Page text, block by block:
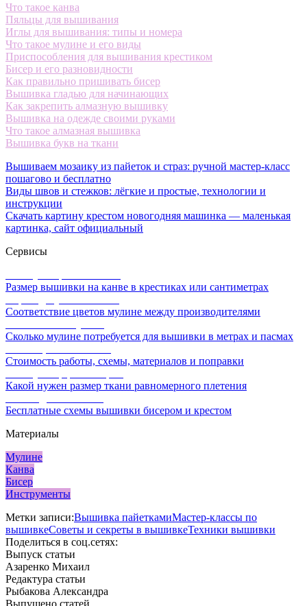
Что такое канва
Пяльцы для вышивания
Иглы для вышивания: типы и номера
Что такое мулине и его виды
Приспособления для вышивания крестиком
Бисер и его разновидности
Как правильно пришивать бисер
Вышивка гладью для начинающих
Как закрепить алмазную вышивку
Вышивка на одежде своими руками
Что такое алмазная вышивка
Вышивка букв на ткани
Вышиваем мозаику из пайеток и страз: ручной мастер-класс
пошагово и бесплатно
Виды швов и стежков: лёгкие и простые, технологии и
инструкции
Скачать картину крестом новогодняя машинка — маленькая
картинка, сайт официальный
Сервисы
Размер вышивки на канве в крестиках или сантиметрах
Соответствие цветов мулине между производителями
Сколько мулине потребуется для вышивки в метрах и пасмах
Стоимость работы, схемы, материалов и поправки
Какой нужен размер ткани равномерного плетения
Бесплатные схемы вышивки бисером и крестом
Материалы
Мулине
Канва
Бисер
Инструменты
Метки записи:Вышивка пайеткамиМастер-классы по
вышивкеСоветы и секреты в вышивкеТехники вышивки
Поделиться в соц.сетях:
Выпуск статьи
Азаренко Михаил
Редактура статьи
Рыбакова Александра
Выпущено статей